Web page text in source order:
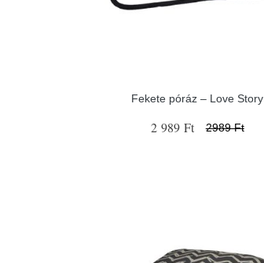
Fekete póráz – Love Story
2 989 Ft 2989 Ft